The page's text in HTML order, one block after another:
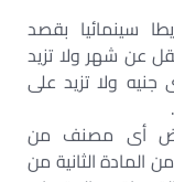
سينمائيا بقصد
عن شهر ولا تزيد
ولا تزيد على
أى مصنف من
المادة الثانية من